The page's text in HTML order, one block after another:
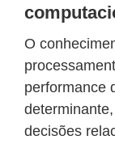
O
performance
decisões